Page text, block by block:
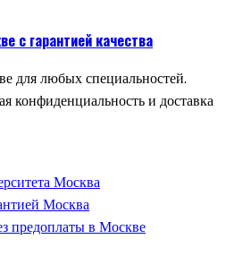
с гарантией качества
для любых специальностей.
конфиденциальность и доставка
Москва
Москва
предоплаты в Москве